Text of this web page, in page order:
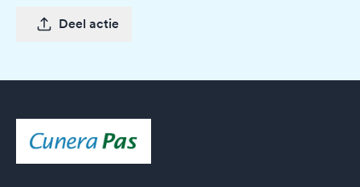
Deel actie